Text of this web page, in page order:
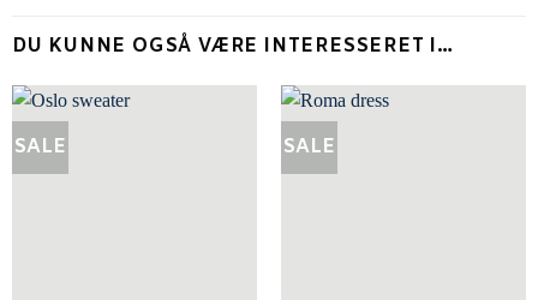
DU KUNNE OGSÅ VÆRE INTERESSERET I…
SALE SALE